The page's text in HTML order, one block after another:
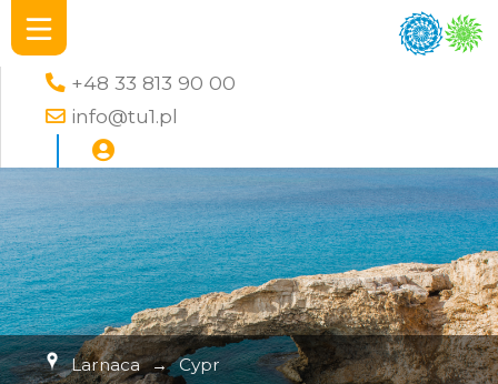
+48 33 813 90 00
info@tu1.pl
Larnaca → Cypr